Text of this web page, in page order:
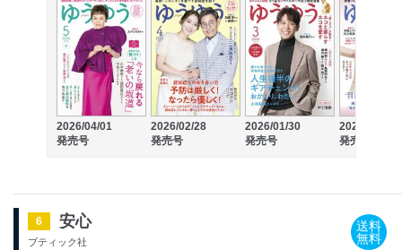
2026/04/01
発売号
2026/02/28
発売号
2026/01/30
発売号
2025/12/27
発売号
6 安心
ブティック社
送料
無料